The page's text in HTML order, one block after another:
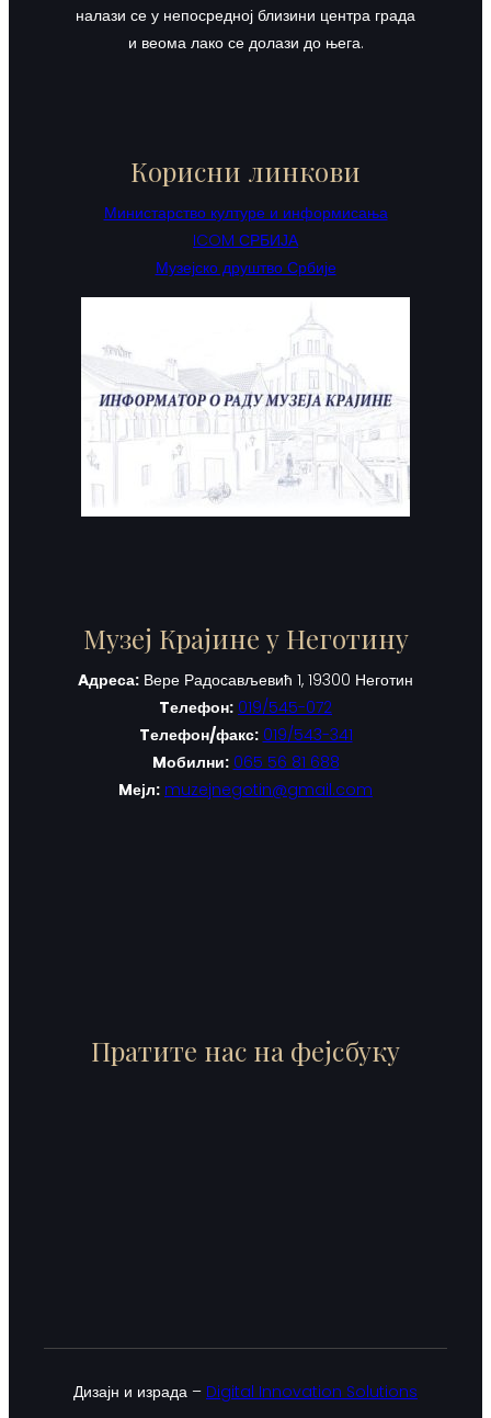
налази се у непосредној близини центра града
и веома лако се долази до њега.
Корисни линкови
Министарство културе и информисања
ICOM СРБИЈА
Музејско друштво Србије
Музеј Крајине у Неготину
Aдреса: Вере Радосављевић 1, 19300 Неготин
Tелефон: 019/545-072
Tелефон/факс: 019/543-341
Mобилни: 065 56 81 688
Mејл: muzejnegotin@gmail.com
Пратите нас на фејсбуку
Дизајн и израда – Digital Innovation Solutions